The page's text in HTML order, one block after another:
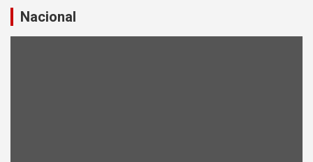
a
r
Nacional